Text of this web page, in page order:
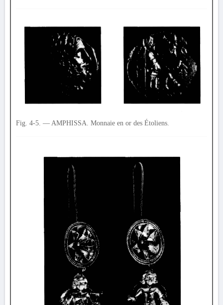
Fig. 4-5. — AMPHISSA. Monnaie en or des Étoliens.